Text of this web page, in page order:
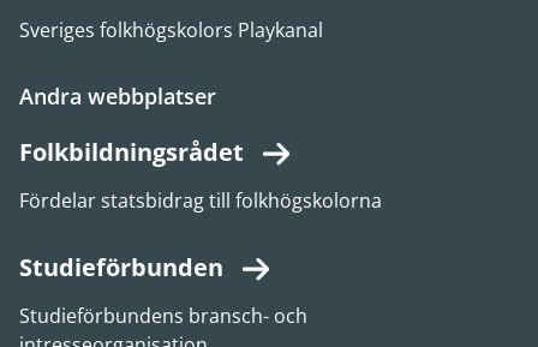
Sveriges folkhögskolors Playkanal
Andra webbplatser
Folkbildningsrådet
Fördelar statsbidrag till folkhögskolorna
Studieförbunden
Studieförbundens bransch- och